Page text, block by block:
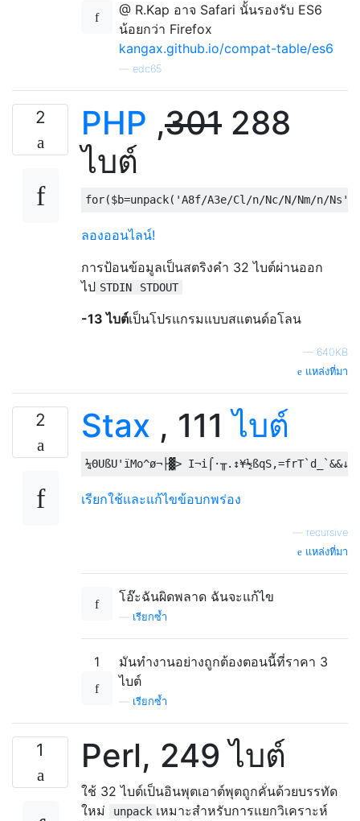
@ R.Kap อาจ Safari นั้นรองรับ ES6
น้อยกว่า Firefox
kangax.github.io/compat-table/es6
edc65
2 PHP ,301 288
ไบต์
for($b=unpack( 'A8f/A3e/Cl/n/Nc/N/Nm/n/Ns'
ลองออนไลน์!
การป้อนข้อมูลเป็นสตริงคำ 32 ไบต์ผ่านออก
ไป STDIN STDOUT
-13 ไบต์เป็นโปรแกรมแบบสแตนด์อโลน
— 640KB
แหล่งที่มา
2 Stax , 111ไบต์
เรียกใช้และแก้ไขข้อบกพร่อง
recursive
แหล่งที่มา
โอ๊ะฉันผิดพลาด ฉันจะแก้ไข
เรียกซ้ำ
1
มันทำงานอย่างถูกต้องตอนนี้ที่ราคา 3
ไบต์
เรียกซ้ำ
1 Perl, 249 ไบต์
ใช้ 32 ไบต์เป็นอินพุตเอาต์พุตถูกคั่นด้วยบรรทัด
ใหม่
unpack เหมาะสำหรับการแยกวิเคราะห์